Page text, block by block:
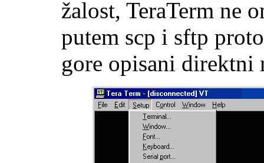
žalost, TeraTerm ne
putem scp i sftp
gore opisani direktni